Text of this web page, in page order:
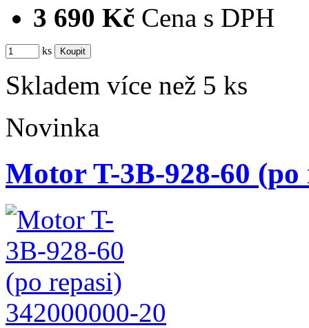
3 690 Kč Cena s DPH
ks
Skladem více než 5 ks
Novinka
Motor T-3B-928-60 (po
342000000-20